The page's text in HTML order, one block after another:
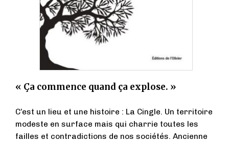
« Ça commence quand ça explose. »
C’est un lieu et une histoire : La Cingle. Un territoire
modeste en surface mais qui charrie toutes les
failles et contradictions de nos sociétés. Ancienne